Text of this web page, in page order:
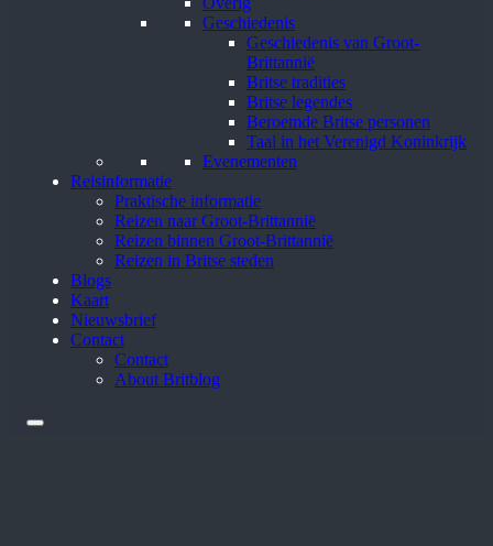
Geschiedenis
Geschiedenis van Groot-
Brittannië
Britse tradities
Britse legendes
Beroemde Britse personen
Taal in het Verenigd Koninkrijk
Evenementen
Reisinformatie
Praktische informatie
Reizen naar Groot-Brittannië
Reizen binnen Groot-Brittannië
Reizen in Britse steden
Blogs
Kaart
Nieuwsbrief
Contact
Contact
About Britblog